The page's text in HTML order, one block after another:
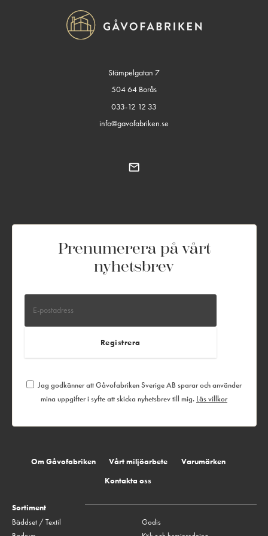
Stämpelgatan 7
504 64 Borås
033-12 12 33
info@gavofabriken.se
Prenumerera på vårt
nyhetsbrev
Jag godkänner att Gåvofabriken Sverige AB sparar och använder
mina uppgifter i syfte att skicka nyhetsbrev till mig. Läs villkor
Om Gåvofabriken Vårt miljöarbete
Varumärken
Kontakta oss
Sortiment
Bäddset / Textil
Godis